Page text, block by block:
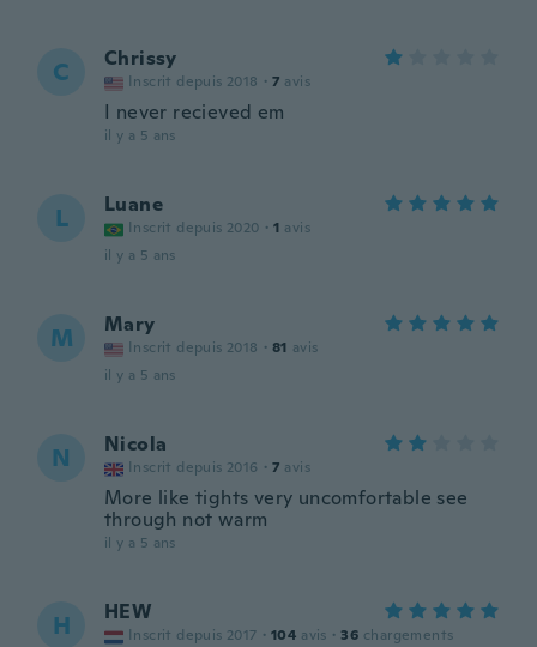
C Chrissy
Inscrit depuis 2018 · 7 avis
I never recieved em
il y a 5 ans
L Luane
Inscrit depuis 2020 · 1 avis
il y a 5 ans
M Mary
Inscrit depuis 2018 · 81 avis
il y a 5 ans
N Nicola
Inscrit depuis 2016 · 7 avis
More like tights very uncomfortable see
through not warm
il y a 5 ans
H HEW
Inscrit depuis 2017 · 104 avis · 36 chargements